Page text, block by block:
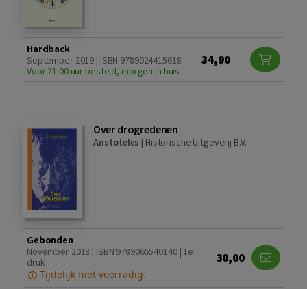
Hardback
September 2019 | ISBN 9789024415618
Voor 21:00 uur besteld, morgen in huis
34,90
Over drogredenen
Aristoteles | Historische Uitgeverij B.V.
Gebonden
November 2018 | ISBN 9789065540140 | 1e
druk
Tijdelijk niet voorradig.
30,00